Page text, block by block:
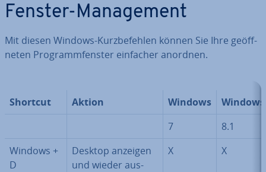
Fenster-Ma­nage­ment
Mit diesen Windows-Kurz­be­feh­len können Sie Ihre ge­öff­
ne­ten Pro­gramm­fens­ter einfacher anordnen.
Shortcut Aktion Windows
Windows
7
8.1
Windows +
D
Desktop anzeigen
und wieder aus­
X X